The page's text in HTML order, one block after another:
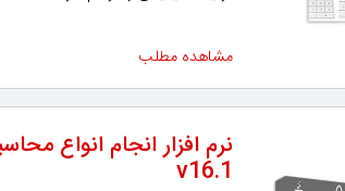
مشاهده مطلب
v16.1